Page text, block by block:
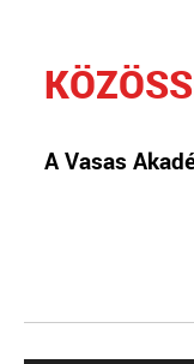
A Vasas